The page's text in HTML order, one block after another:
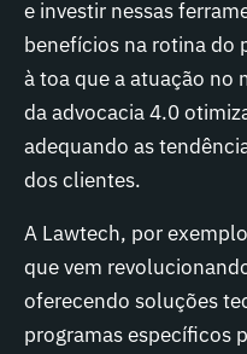
e investir nessas
benefícios na rotina do
à toa que a atuação no
da advocacia 4.0
adequando as
dos clientes.
A Lawtech, por
que vem
oferecendo soluções
programas específicos